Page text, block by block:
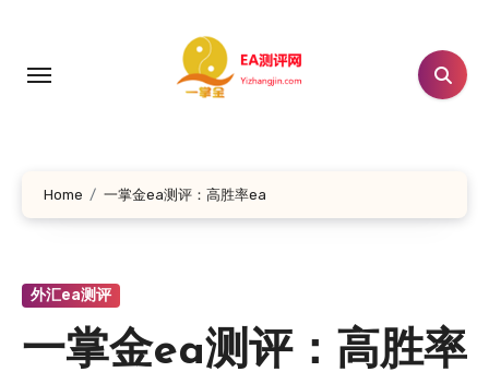
Home 一掌金ea测评：高胜率ea
外汇ea测评
一掌金ea测评：高胜率